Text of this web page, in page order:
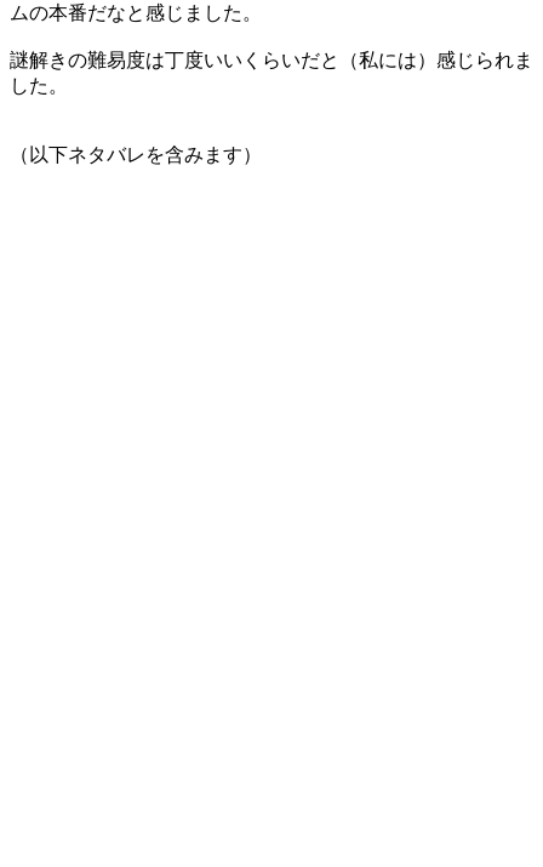
ムの本番だなと感じました。
謎解きの難易度は丁度いいくらいだと（私には）感じられま
した。
（以下ネタバレを含みます）